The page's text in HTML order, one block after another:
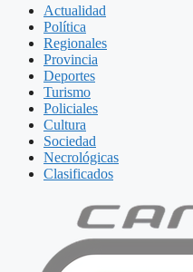
Actualidad
Política
Regionales
Provincia
Deportes
Turismo
Policiales
Cultura
Sociedad
Necrológicas
Clasificados